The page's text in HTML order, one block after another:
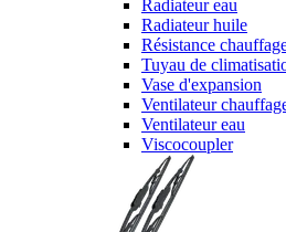
Radiateur eau
Radiateur huile
Résistance
Tuyau de
Vase d'expansion
Ventilateur
Ventilateur eau
Viscocoupler